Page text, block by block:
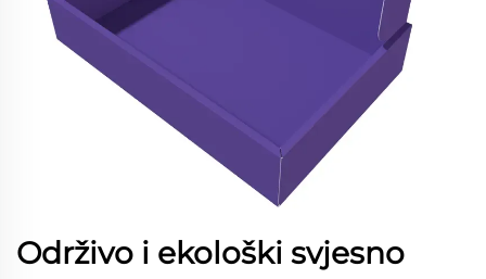
Održivo i ekološki svjesno